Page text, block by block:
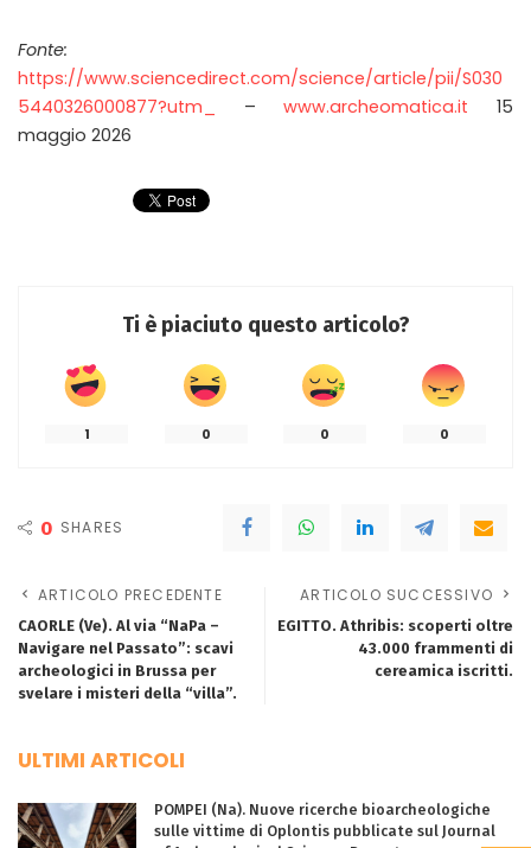
Fonte:
https://www.sciencedirect.com/science/article/pii/S030
5440326000877?utm_
–www.archeomatica.it 15
maggio 2026
Ti è piaciuto questo articolo?
1 0 0 0
0 SHARES
ARTICOLO PRECEDENTE
CAORLE (Ve). Al via “NaPa –
Navigare nel Passato”: scavi
archeologici in Brussa per
svelare i misteri della “villa”.
ARTICOLO SUCCESSIVO
EGITTO. Athribis: scoperti oltre
43.000 frammenti di
cereamica iscritti.
ULTIMI ARTICOLI
POMPEI (Na). Nuove ricerche bioarcheologiche
sulle vittime di Oplontis pubblicate sul Journal